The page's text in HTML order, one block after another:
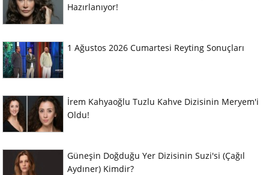
Hazırlanıyor!
1 Ağustos 2026 Cumartesi Reyting Sonuçları
İrem Kahyaoğlu Tuzlu Kahve Dizisinin Meryem'i
Oldu!
Güneşin Doğduğu Yer Dizisinin Suzi'si (Çağıl
Aydıner) Kimdir?